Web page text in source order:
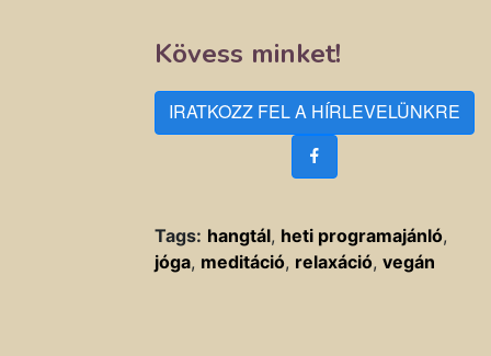
Kövess minket!
IRATKOZZ FEL A HÍRLEVELÜNKRE
Tags: hangtál, heti programajánló,
jóga, meditáció, relaxáció, vegán